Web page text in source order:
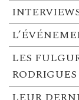
LES
RODRIGUES